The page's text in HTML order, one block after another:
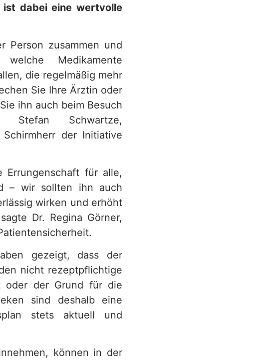
ist dabei eine wertvolle
Person zusammen und
Medikamente
die regelmäßig mehr
Sie Ihre Ärztin oder
ihn auch beim Besuch
Schwartze,
der Initiative
Errungenschaft für alle,
– wir sollten ihn auch
wirken und erhöht
Dr. Regina Görner,
gezeigt, dass der
nicht rezeptpflichtige
oder der Grund für die
sind deshalb eine
stets aktuell und
können in der